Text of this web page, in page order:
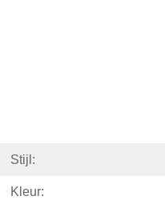
Stijl:
Kleur: